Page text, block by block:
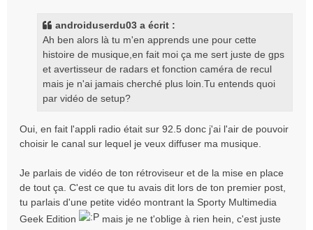
androiduserdu03 a écrit :
Ah ben alors là tu m'en apprends une pour cette
histoire de musique,en fait moi ça me sert juste de gps
et avertisseur de radars et fonction caméra de recul
mais je n'ai jamais cherché plus loin.Tu entends quoi
par vidéo de setup?
Oui, en fait l'appli radio était sur 92.5 donc j'ai l'air de pouvoir
choisir le canal sur lequel je veux diffuser ma musique.
Je parlais de vidéo de ton rétroviseur et de la mise en place
de tout ça. C'est ce que tu avais dit lors de ton premier post,
tu parlais d'une petite vidéo montrant la Sporty Multimedia
Geek Edition
mais je ne t'oblige à rien hein, c'est juste